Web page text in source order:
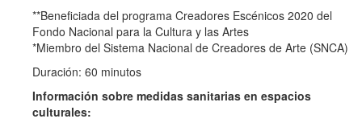
**Beneficiada del programa Creadores Escénicos 2020 del
Fondo Nacional para la Cultura y las Artes
*Miembro del Sistema Nacional de Creadores de Arte (SNCA)
Duración: 60 minutos
Información sobre medidas sanitarias en espacios
culturales: